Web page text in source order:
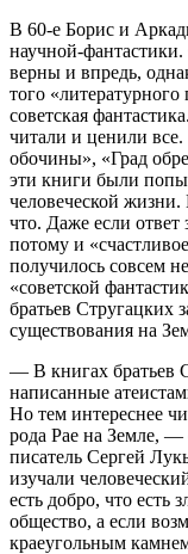
В 60-е Борис и
научной-
верны и впредь,
того «литературного
советская
читали и ценили
обочины», «Град
эти книги были
человеческой жизни.
что. Даже если
потому и
получилось совсем
«советской
братьев Стругацких
существования на
— В книгах братьев
написанные
Но тем интереснее
рода Рае на Земле, —
писатель Сергей
изучали
есть добро, что есть
общество, а если
краеугольным